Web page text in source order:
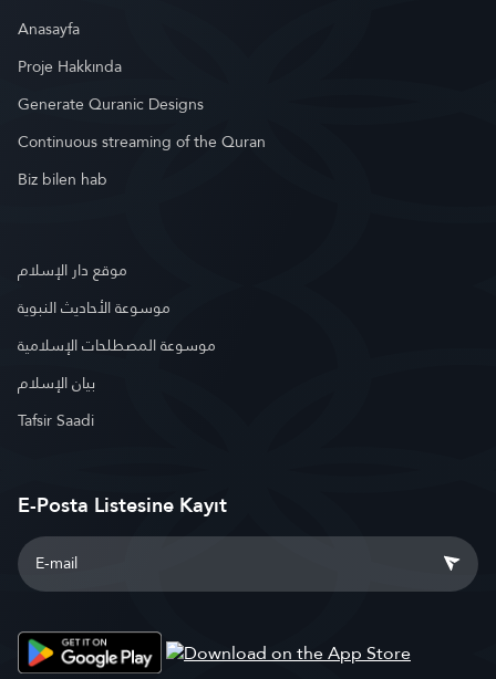
Anasayfa
Proje Hakkında
Generate Quranic Designs
Continuous streaming of the Quran
Biz bilen hab
موقع دار الإسلام
موسوعة الأحاديث النبوية
موسوعة المصطلحات الإسلامية
بيان الإسلام
Tafsir Saadi
E-Posta Listesine Kayıt